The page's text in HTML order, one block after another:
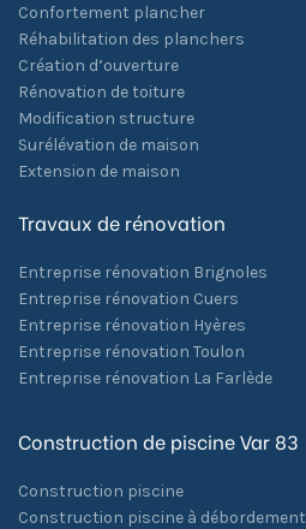
Confortement plancher
Réhabilitation des planchers
Création d’ouverture
Rénovation de toiture
Modification structure
Surélévation de maison
Extension de maison
Travaux de rénovation
Entreprise rénovation Brignoles
Entreprise rénovation Cuers
Entreprise rénovation Hyères
Entreprise rénovation Toulon
Entreprise rénovation La Farlède
Construction de piscine Var 83
Construction piscine
Construction piscine à débordement